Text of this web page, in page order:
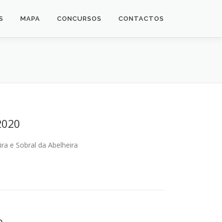
MAPA CONCURSOS CONTACTOS
e Sobral da Abelheira